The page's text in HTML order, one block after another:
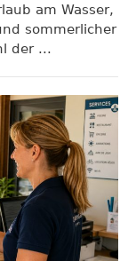
am Wasser,
sommerlicher
der ...